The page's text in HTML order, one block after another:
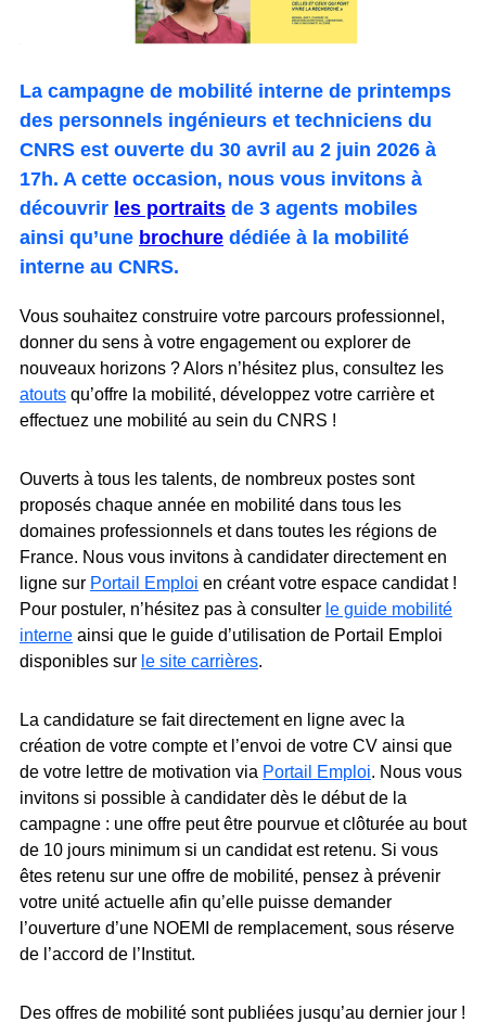
La campagne de mobilité interne de printemps
des personnels ingénieurs et techniciens du
CNRS est ouverte du 30 avril au 2 juin 2026 à
17h. A cette occasion, nous vous invitons à
découvrir les portraits de 3 agents mobiles
ainsi qu’une brochure dédiée à la mobilité
interne au CNRS.
Vous souhaitez construire votre parcours professionnel,
donner du sens à votre engagement ou explorer de
nouveaux horizons ? Alors n’hésitez plus, consultez les
atouts qu’offre la mobilité, développez votre carrière et
effectuez une mobilité au sein du CNRS !
Ouverts à tous les talents, de nombreux postes sont
proposés chaque année en mobilité dans tous les
domaines professionnels et dans toutes les régions de
France. Nous vous invitons à candidater directement en
ligne sur Portail Emploi en créant votre espace candidat !
Pour postuler, n’hésitez pas à consulter le guide mobilité
interne ainsi que le guide d’utilisation de Portail Emploi
disponibles sur le site carrières.
La candidature se fait directement en ligne avec la
création de votre compte et l’envoi de votre CV ainsi que
de votre lettre de motivation via Portail Emploi. Nous vous
invitons si possible à candidater dès le début de la
campagne : une offre peut être pourvue et clôturée au bout
de 10 jours minimum si un candidat est retenu. Si vous
êtes retenu sur une offre de mobilité, pensez à prévenir
votre unité actuelle afin qu’elle puisse demander
l’ouverture d’une NOEMI de remplacement, sous réserve
de l’accord de l’Institut.
Des offres de mobilité sont publiées jusqu’au dernier jour !